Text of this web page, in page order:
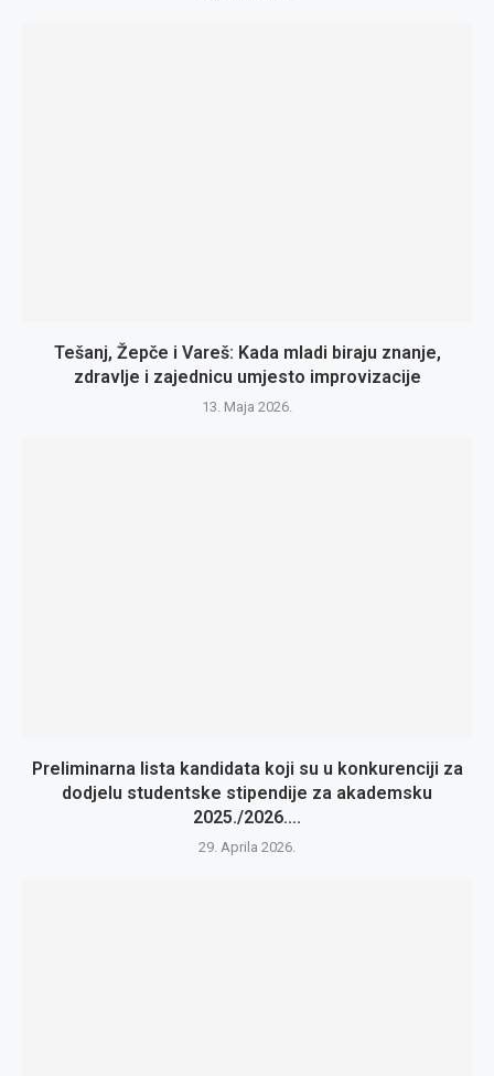
Tešanj, Žepče i Vareš: Kada mladi biraju znanje,
zdravlje i zajednicu umjesto improvizacije
13. Maja 2026.
Preliminarna lista kandidata koji su u konkurenciji za
dodjelu studentske stipendije za akademsku
2025./2026....
29. Aprila 2026.